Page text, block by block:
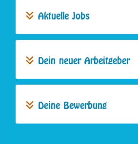
Aktuelle Jobs
Dein neuer Arbeitgeber
Deine Bewerbung